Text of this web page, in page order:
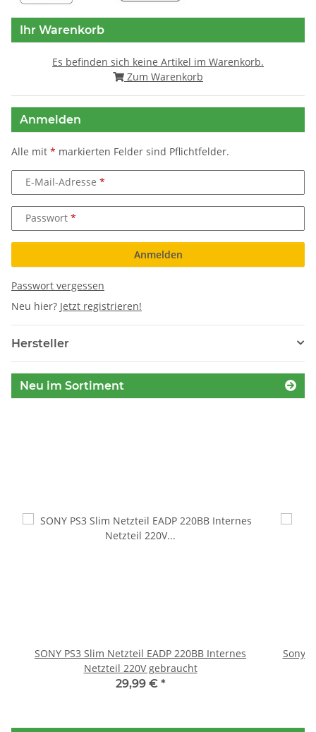
Ihr Warenkorb
Es befinden sich keine Artikel im Warenkorb.
Zum Warenkorb
Anmelden
Alle mit * markierten Felder sind Pflichtfelder.
E-Mail-Adresse
Passwort
Anmelden
Passwort vergessen
Neu hier? Jetzt registrieren!
Hersteller
Neu im Sortiment
SONY PS3 Slim Netzteil EADP 220BB Internes
Netzteil 220V gebraucht
29,99 € *
Sony